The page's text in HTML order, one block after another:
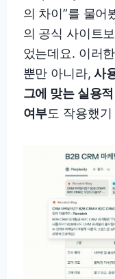
의 차이”를 물어
의 공식 사이트
었는데요. 이러
뿐만 아니라,사
그에 맞는 실용
여부도 작용했